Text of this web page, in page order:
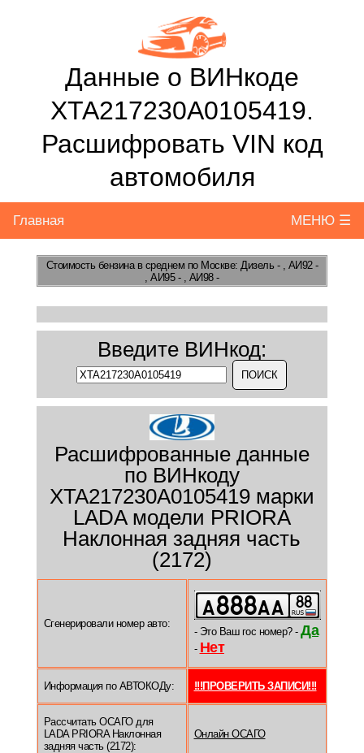
Данные о ВИНкоде
XTA217230A0105419.
Расшифровать VIN код
автомобиля
Главная МЕНЮ ☰
Стоимость бензинав среднем по Москве: Дизель - , АИ92 -
, АИ95 - , АИ98 -
Введите ВИНкод:
Расшифрованные данные
по ВИНкоду
XTA217230A0105419 марки
LADA модели PRIORA
Наклонная задняя часть
(2172)
Сгенерировали номер авто:
- Это Ваш гос номер? - Да
- Нет
Информация по АВТОКОДу: !!!ПРОВЕРИТЬ ЗАПИСИ!!!
Рассчитать ОСАГО для
LADA PRIORA Наклонная
задняя часть (2172):
Онлайн ОСАГО